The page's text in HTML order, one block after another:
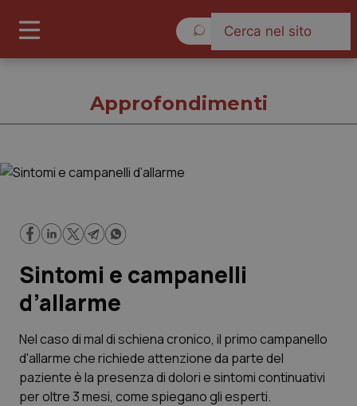
Cronache
Governo e Parlamento
Regioni e Asl
Lavoro e Professioni
Scienza e Farmaci
Approfondimenti
Sintomi e campanelli
d’allarme
Nel caso di mal di schiena cronico, il primo campanello
d'allarme che richiede attenzione da parte del
paziente è la presenza di dolori e sintomi continuativi
per oltre 3 mesi, come spiegano gli esperti.